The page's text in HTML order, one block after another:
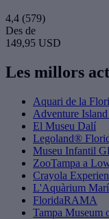
4,4 (579)
Des de
149,95 USD
Les millors
Aquari de la
Adventure
El Museu Dalí
Legoland®
Museu Infantil
ZooTampa a
Crayola
L'Aquàrium
FloridaRAMA
Tampa Museum